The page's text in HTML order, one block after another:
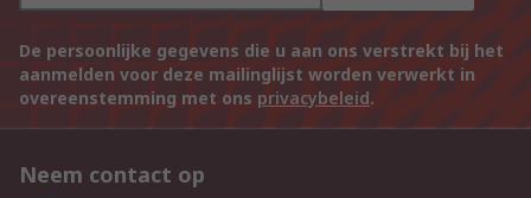
De persoonlijke gegevens die u aan ons verstrekt bij het
aanmelden voor deze mailinglijst worden verwerkt in
overeenstemming met ons privacybeleid.
Neem contact op